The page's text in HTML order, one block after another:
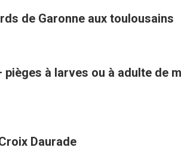
de Garonne aux toulousains
à larves ou à adulte de
Daurade